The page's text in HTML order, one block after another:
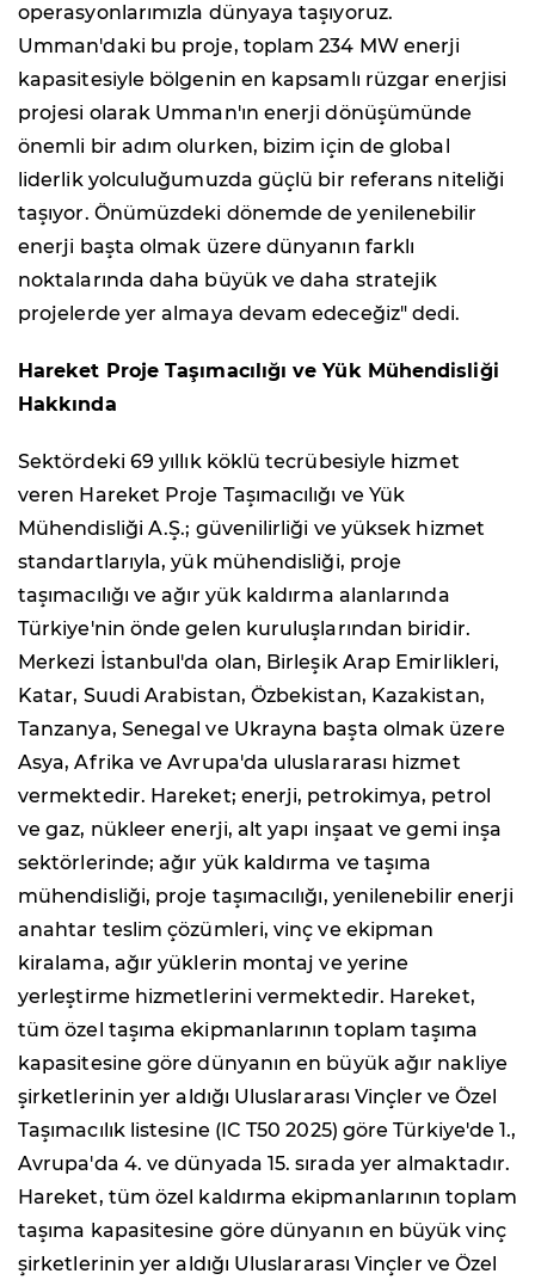
operasyonlarımızla dünyaya taşıyoruz.
Umman'daki bu proje, toplam 234 MW enerji
kapasitesiyle bölgenin en kapsamlı rüzgar enerjisi
projesi olarak Umman'ın enerji dönüşümünde
önemli bir adım olurken, bizim için de global
liderlik yolculuğumuzda güçlü bir referans niteliği
taşıyor. Önümüzdeki dönemde de yenilenebilir
enerji başta olmak üzere dünyanın farklı
noktalarında daha büyük ve daha stratejik
projelerde yer almaya devam edeceğiz" dedi.
Hareket Proje Taşımacılığı ve Yük Mühendisliği
Hakkında
Sektördeki 69 yıllık köklü tecrübesiyle hizmet
veren Hareket Proje Taşımacılığı ve Yük
Mühendisliği A.Ş.; güvenilirliği ve yüksek hizmet
standartlarıyla, yük mühendisliği, proje
taşımacılığı ve ağır yük kaldırma alanlarında
Türkiye'nin önde gelen kuruluşlarından biridir.
Merkezi İstanbul'da olan, Birleşik Arap Emirlikleri,
Katar, Suudi Arabistan, Özbekistan, Kazakistan,
Tanzanya, Senegal ve Ukrayna başta olmak üzere
Asya, Afrika ve Avrupa'da uluslararası hizmet
vermektedir. Hareket; enerji, petrokimya, petrol
ve gaz, nükleer enerji, alt yapı inşaat ve gemi inşa
sektörlerinde; ağır yük kaldırma ve taşıma
mühendisliği, proje taşımacılığı, yenilenebilir enerji
anahtar teslim çözümleri, vinç ve ekipman
kiralama, ağır yüklerin montaj ve yerine
yerleştirme hizmetlerini vermektedir. Hareket,
tüm özel taşıma ekipmanlarının toplam taşıma
kapasitesine göre dünyanın en büyük ağır nakliye
şirketlerinin yer aldığı Uluslararası Vinçler ve Özel
Taşımacılık listesine (IC T50 2025) göre Türkiye'de 1.,
Avrupa'da 4. ve dünyada 15. sırada yer almaktadır.
Hareket, tüm özel kaldırma ekipmanlarının toplam
taşıma kapasitesine göre dünyanın en büyük vinç
şirketlerinin yer aldığı Uluslararası Vinçler ve Özel